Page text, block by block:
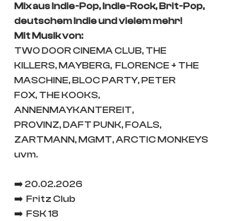
Mix aus Indie-Pop, Indie-Rock, Brit-Pop,
deutschem Indie und vielem mehr!
Mit Musik von:
TWO DOOR CINEMA CLUB, THE
KILLERS, MAYBERG,  FLORENCE + THE
MASCHINE, BLOC PARTY, PETER
FOX, THE KOOKS,
ANNENMAYKANTEREIT,
PROVINZ, DAFT PUNK, FOALS,
ZARTMANN, MGMT, ARCTIC MONKEYS
uvm.
➡️ 20.02.2026
➡️  Fritz Club
➡️  FSK 18